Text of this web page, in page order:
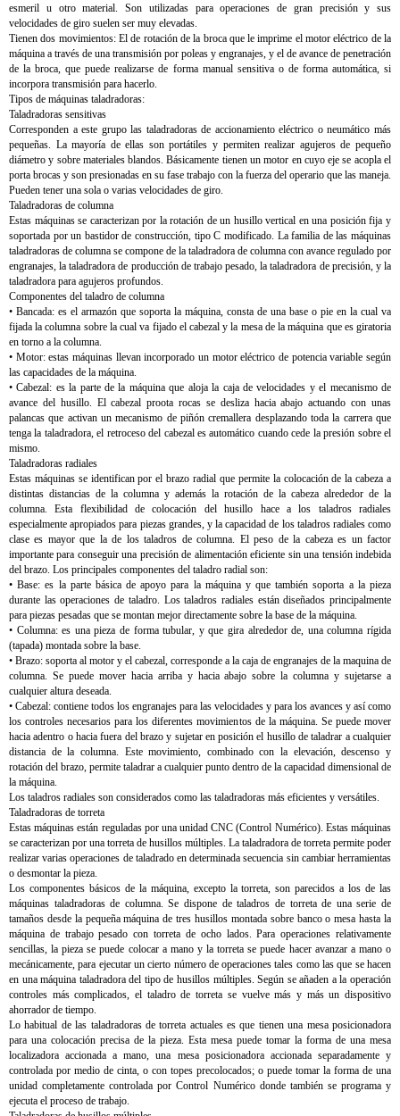
esmeril u otro material. Son utilizadas para operaciones de gran precisión y sus
velocidades de giro suelen ser muy elevadas.
Tienen dos movimientos: El de rotación de la broca que le imprime el motor eléctrico de la
máquina a través de una transmisión por poleas y engranajes, y el de avance de penetración
de la broca, que puede realizarse de forma manual sensitiva o de forma automática, si
incorpora transmisión para hacerlo.
Tipos de máquinas taladradoras:
Taladradoras sensitivas
Corresponden a este grupo las taladradoras de accionamiento eléctrico o neumático más
pequeñas. La mayoría de ellas son portátiles y permiten realizar agujeros de pequeño
diámetro y sobre materiales blandos. Básicamente tienen un motor en cuyo eje se acopla el
porta brocas y son presionadas en su fase trabajo con la fuerza del operario que las maneja.
Pueden tener una sola o varias velocidades de giro.
Taladradoras de columna
Estas máquinas se caracterizan por la rotación de un husillo vertical en una posición fija y
soportada por un bastidor de construcción, tipo C modificado. La familia de las máquinas
taladradoras de columna se compone de la taladradora de columna con avance regulado por
engranajes, la taladradora de producción de trabajo pesado, la taladradora de precisión, y la
taladradora para agujeros profundos.
Componentes del taladro de columna
• Bancada: es el armazón que soporta la máquina, consta de una base o pie en la cual va
fijada la columna sobre la cual va fijado el cabezal y la mesa de la máquina que es giratoria
en torno a la columna.
• Motor: estas máquinas llevan incorporado un motor eléctrico de potencia variable según
las capacidades de la máquina.
• Cabezal: es la parte de la máquina que aloja la caja de velocidades y el mecanismo de
avance del husillo. El cabezal proota rocas se desliza hacia abajo actuando con unas
palancas que activan un mecanismo de piñón cremallera desplazando toda la carrera que
tenga la taladradora, el retroceso del cabezal es automático cuando cede la presión sobre el
mismo.
Taladradoras radiales
Estas máquinas se identifican por el brazo radial que permite la colocación de la cabeza a
distintas distancias de la columna y además la rotación de la cabeza alrededor de la
columna. Esta flexibilidad de colocación del husillo hace a los taladros radiales
especialmente apropiados para piezas grandes, y la capacidad de los taladros radiales como
clase es mayor que la de los taladros de columna. El peso de la cabeza es un factor
importante para conseguir una precisión de alimentación eficiente sin una tensión indebida
del brazo. Los principales componentes del taladro radial son:
• Base: es la parte básica de apoyo para la máquina y que también soporta a la pieza
durante las operaciones de taladro. Los taladros radiales están diseñados principalmente
para piezas pesadas que se montan mejor directamente sobre la base de la máquina.
• Columna: es una pieza de forma tubular, y que gira alrededor de, una columna rígida
(tapada) montada sobre la base.
• Brazo: soporta al motor y el cabezal, corresponde a la caja de engranajes de la maquina de
columna. Se puede mover hacia arriba y hacia abajo sobre la columna y sujetarse a
cualquier altura deseada.
• Cabezal: contiene todos los engranajes para las velocidades y para los avances y así como
los controles necesarios para los diferentes movimientos de la máquina. Se puede mover
hacia adentro o hacia fuera del brazo y sujetar en posición el husillo de taladrar a cualquier
distancia de la columna. Este movimiento, combinado con la elevación, descenso y
rotación del brazo, permite taladrar a cualquier punto dentro de la capacidad dimensional de
la máquina.
Los taladros radiales son considerados como las taladradoras más eficientes y versátiles.
Taladradoras de torreta
Estas máquinas están reguladas por una unidad CNC (Control Numérico). Estas máquinas
se caracterizan por una torreta de husillos múltiples. La taladradora de torreta permite poder
realizar varias operaciones de taladrado en determinada secuencia sin cambiar herramientas
o desmontar la pieza.
Los componentes básicos de la máquina, excepto la torreta, son parecidos a los de las
máquinas taladradoras de columna. Se dispone de taladros de torreta de una serie de
tamaños desde la pequeña máquina de tres husillos montada sobre banco o mesa hasta la
máquina de trabajo pesado con torreta de ocho lados. Para operaciones relativamente
sencillas, la pieza se puede colocar a mano y la torreta se puede hacer avanzar a mano o
mecánicamente, para ejecutar un cierto número de operaciones tales como las que se hacen
en una máquina taladradora del tipo de husillos múltiples. Según se añaden a la operación
controles más complicados, el taladro de torreta se vuelve más y más un dispositivo
ahorrador de tiempo.
Lo habitual de las taladradoras de torreta actuales es que tienen una mesa posicionadora
para una colocación precisa de la pieza. Esta mesa puede tomar la forma de una mesa
localizadora accionada a mano, una mesa posicionadora accionada separadamente y
controlada por medio de cinta, o con topes precolocados; o puede tomar la forma de una
unidad completamente controlada por Control Numérico donde también se programa y
ejecuta el proceso de trabajo.